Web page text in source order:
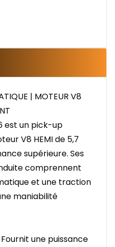
| MOTEUR V8
est un pick-up
V8 HEMI de 5,7
supérieure. Ses
comprennent
et une traction
maniabilité
Fournit une puissance